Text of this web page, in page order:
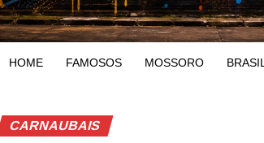
HOME FAMOSOS MOSSORO BRASIL
CARNAUBAIS